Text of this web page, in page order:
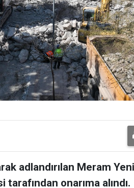
adlandırılan Meram
onarıma alındı.